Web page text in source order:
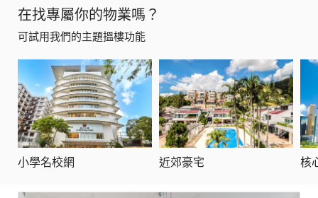
在找專屬你的物業嗎？
可試用我們的主題搵樓功能
小學名校網 近郊豪宅 核